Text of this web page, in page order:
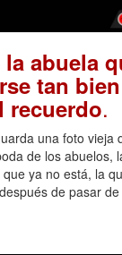
abuela
tan
recuerdo.
una foto vieja
de los abuelos,
ya no está, la
de pasar